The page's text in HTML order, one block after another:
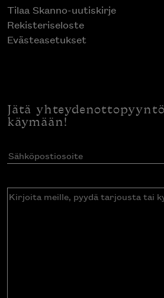
Tilaa Skanno-uutiskirje
Rekisteriseloste
Evästeasetukset
Jätä
käymään!
Sähköpostiosoite(Pakollinen)
Kirjoita